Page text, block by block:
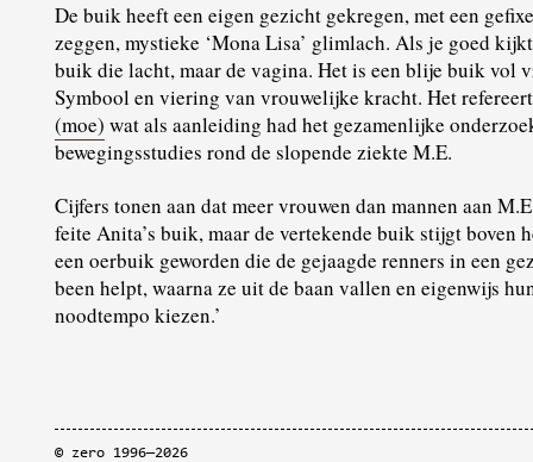
De buik heeft een eigen gezicht gekregen, met een
zeggen, mystieke ‘Mona Lisa’ glimlach. Als je goed
buik die lacht, maar de vagina. Het is een blije buik vol
Symbool en viering van vrouwelijke kracht. Het
(moe) wat als aanleiding had het gezamenlijke
bewegingsstudies rond de slopende ziekte M.E.
Cijfers tonen aan dat meer vrouwen dan mannen aan
feite Anita’s buik, maar de vertekende buik stijgt boven
een oerbuik geworden die de gejaagde renners in een
been helpt, waarna ze uit de baan vallen en eigenwijs
noodtempo kiezen.’
© zero 1996—2026